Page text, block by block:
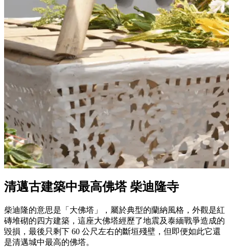
清邁古建築中最高佛塔 柴迪隆寺
柴迪隆的意思是「大佛塔」，屬於典型的蘭納風格，外觀是紅
磚堆砌的四方建築，這座大佛塔經歷了地震及泰緬戰爭造成的
毀損，最後只剩下 60 公尺左右的斷垣殘壁，但即便如此它還
是清邁城中最高的佛塔。